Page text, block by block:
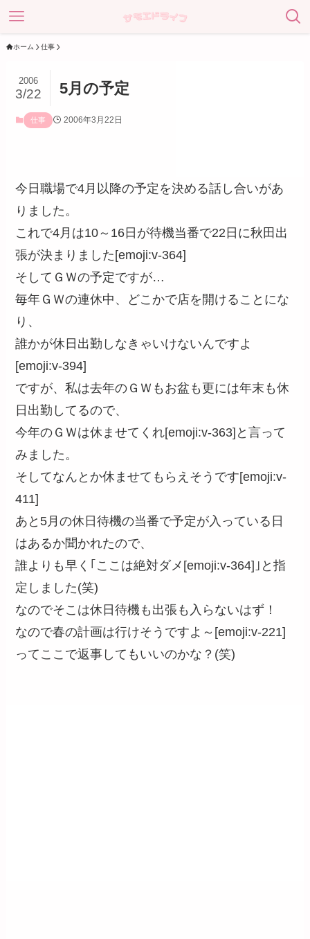
ホーム 仕事
5月の予定
2006
3/22
仕事 2006年3月22日
今日職場で4月以降の予定を決める話し合いがあ
りました。
これで4月は10～16日が待機当番で22日に秋田出
張が決まりました[emoji:v-364]
そしてＧＷの予定ですが…
毎年ＧＷの連休中、どこかで店を開けることにな
り、
誰かが休日出勤しなきゃいけないんですよ
[emoji:v-394]
ですが、私は去年のＧＷもお盆も更には年末も休
日出勤してるので、
今年のＧＷは休ませてくれ[emoji:v-363]と言って
みました。
そしてなんとか休ませてもらえそうです[emoji:v-
411]
あと5月の休日待機の当番で予定が入っている日
はあるか聞かれたので、
誰よりも早く｢ここは絶対ダメ[emoji:v-364]｣と指
定しました(笑)
なのでそこは休日待機も出張も入らないはず！
なので春の計画は行けそうですよ～[emoji:v-221]
ってここで返事してもいいのかな？(笑)